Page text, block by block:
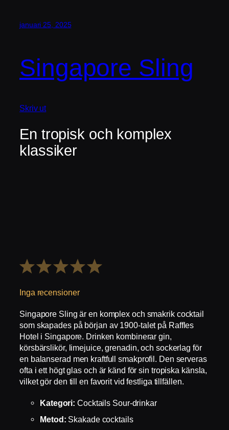
januari 25, 2025
Singapore Sling
Skriv ut
En tropisk och komplex
klassiker
5
4
Stjärnor
3
Stjärnor
2
Stjärnor
1
Stjärna
Inga recensioner
Singapore Sling är en komplex och smakrik cocktail
som skapades på början av 1900-talet på Raffles
Hotel i Singapore. Drinken kombinerar gin,
körsbärslikör, limejuice, grenadin, och sockerlag för
en balanserad men kraftfull smakprofil. Den serveras
ofta i ett högt glas och är känd för sin tropiska känsla,
vilket gör den till en favorit vid festliga tillfällen.
Kategori: Cocktails Sour-drinkar
Metod: Skakade cocktails